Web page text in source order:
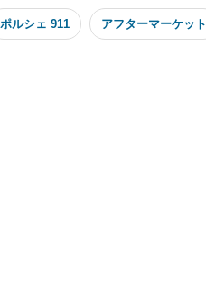
ポルシェ 911 アフターマーケット